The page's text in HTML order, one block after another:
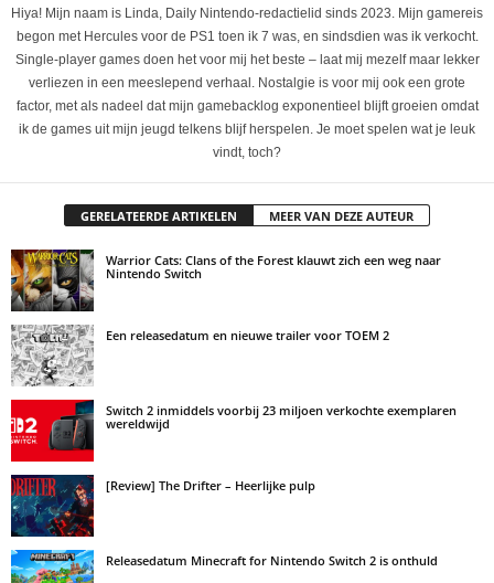
Hiya! Mijn naam is Linda, Daily Nintendo-redactielid sinds 2023. Mijn gamereis
begon met Hercules voor de PS1 toen ik 7 was, en sindsdien was ik verkocht.
Single-player games doen het voor mij het beste – laat mij mezelf maar lekker
verliezen in een meeslepend verhaal. Nostalgie is voor mij ook een grote
factor, met als nadeel dat mijn gamebacklog exponentieel blijft groeien omdat
ik de games uit mijn jeugd telkens blijf herspelen. Je moet spelen wat je leuk
vindt, toch?
GERELATEERDE ARTIKELEN MEER VAN DEZE AUTEUR
Warrior Cats: Clans of the Forest klauwt zich een weg naar
Nintendo Switch
Een releasedatum en nieuwe trailer voor TOEM 2
Switch 2 inmiddels voorbij 23 miljoen verkochte exemplaren
wereldwijd
[Review] The Drifter – Heerlijke pulp
Releasedatum Minecraft for Nintendo Switch 2 is onthuld